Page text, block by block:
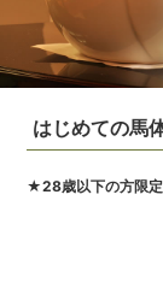
はじめての馬
★28歳以下の方限